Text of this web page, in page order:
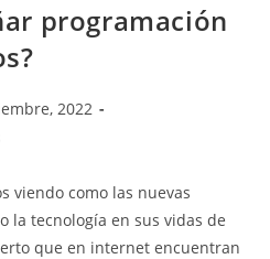
programación
2022
viendo como las nuevas
la tecnología en sus vidas de
que en internet encuentran